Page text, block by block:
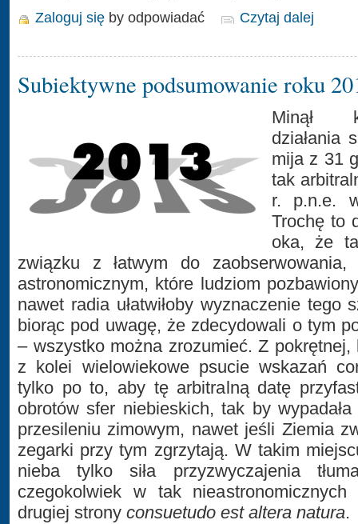
Zaloguj się by odpowiadać Czytaj dalej
Subiektywne podsumowanie roku
Minął
działania
mija z 31
tak
r. p.n.e.
Trochę to
oka, że
związku z łatwym do zaobserwowania,
astronomicznym, które ludziom
nawet radia ułatwiłoby wyznaczenie tego
biorąc pod uwagę, że zdecydowali o tym
– wszystko można zrozumieć. Z pokrętnej,
z kolei wielowiekowe psucie wskazań
tylko po to, aby tę arbitralną datę
obrotów sfer niebieskich, tak by
przesileniu zimowym, nawet jeśli Ziemia
zegarki przy tym zgrzytają. W takim
nieba tylko siła przyzwyczajenia
czegokolwiek w tak
drugiej strony consuetudo est altera natura.